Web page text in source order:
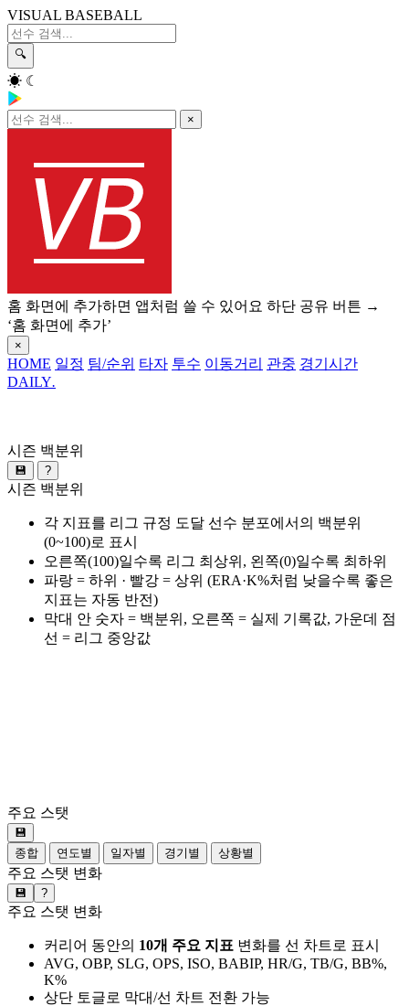
VISUAL BASEBALL
🔍
☀ ☾
×
홈 화면에 추가하면 앱처럼 쓸 수 있어요 하단 공유 버튼 →
‘홈 화면에 추가’
×
HOME 일정 팀/순위 타자 투수 이동거리 관중 경기시간
DAILY.
시즌 백분위
💾 ?
시즌 백분위
각 지표를 리그 규정 도달 선수 분포에서의 백분위
(0~100)로 표시
오른쪽(100)일수록 리그 최상위, 왼쪽(0)일수록 최하위
파랑 = 하위 · 빨강 = 상위 (ERA·K%처럼 낮을수록 좋은
지표는 자동 반전)
막대 안 숫자 = 백분위, 오른쪽 = 실제 기록값, 가운데 점
선 = 리그 중앙값
주요 스탯
💾
종합
연도별 일자별 경기별 상황별
주요 스탯 변화
💾 ?
주요 스탯 변화
커리어 동안의 10개 주요 지표 변화를 선 차트로 표시
AVG, OBP, SLG, OPS, ISO, BABIP, HR/G, TB/G, BB%,
K%
상단 토글로 막대/선 차트 전환 가능